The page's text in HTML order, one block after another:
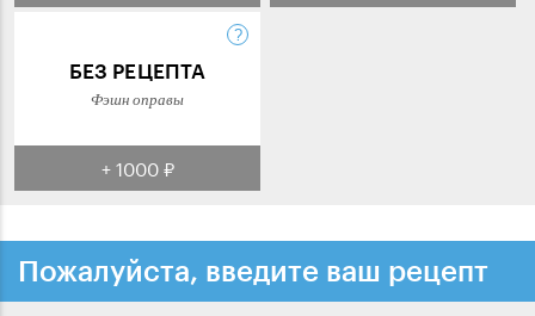
БЕЗ РЕЦЕПТА
Фэшн оправы
+ 1000 ₽
Пожалуйста, введите ваш рецепт